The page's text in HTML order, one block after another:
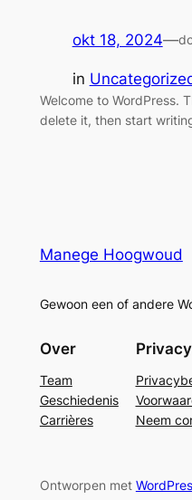
okt 18, 2024—
in
Welcome to WordPress.
delete it, then start
Manege Hoogwoud
Gewoon een of andere
Over
Team
Geschiedenis
Carrières
Privacy
Neem
Ontworpen met